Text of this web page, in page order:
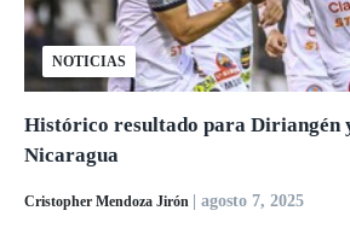
NOTICIAS
Histórico resultado para Diriangén
Nicaragua
Cristopher Mendoza Jirón | agosto 7, 2025